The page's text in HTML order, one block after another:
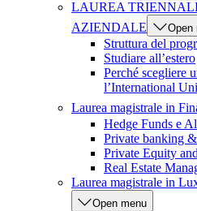
LAUREA
AZIENDALE
Open
Struttura del
Studiare all’estero
Perché scegliere
l’International
Laurea magistrale in
Hedge Funds e
Private banking
Private Equity
Real Estate
Laurea magistrale in
Open menu